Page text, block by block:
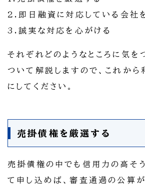
2.即日融資に対応している会社
3.誠実な対応を心がける
それぞれどのようなところに気を
ついて解説しますので、これか
にしてください。
売掛債権を厳選する
売掛債権の中でも信用力の高そ
て申し込めば、審査通過の公算が